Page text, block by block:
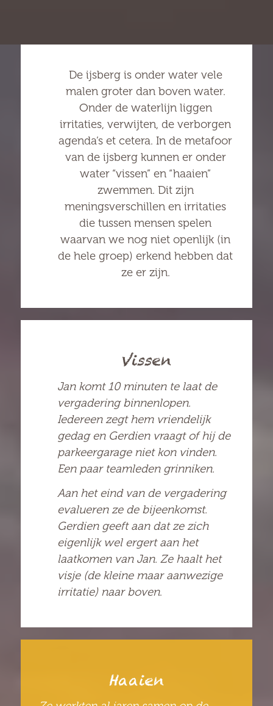
De ijsberg is onder water vele
malen groter dan boven water.
Onder de waterlijn liggen
irritaties, verwijten, de verborgen
agenda’s et cetera. In de metafoor
van de ijsberg kunnen er onder
water “vissen” en “haaien”
zwemmen. Dit zijn
meningsverschillen en irritaties
die tussen mensen spelen
waarvan we nog niet openlijk (in
de hele groep) erkend hebben dat
ze er zijn.
Vissen
Jan komt 10 minuten te laat de
vergadering binnenlopen.
Iedereen zegt hem vriendelijk
gedag en Gerdien vraagt of hij de
parkeergarage niet kon vinden.
Een paar teamleden grinniken.
Aan het eind van de vergadering
evalueren ze de bijeenkomst.
Gerdien geeft aan dat ze zich
eigenlijk wel ergert aan het
laatkomen van Jan. Ze haalt het
visje (de kleine maar aanwezige
irritatie) naar boven.
Haaien